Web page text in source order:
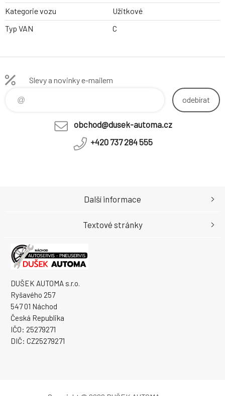
Kategorie vozu
Užitkové
Typ VAN
C
Slevy a novinky e-mailem
odebírat
obchod@dusek-automa.cz
+420 737 284 555
DUŠEK AUTOMA s.r.o.
Ryšavého 257
547 01 Náchod
Česká Republika
IČO: 25279271
DIČ: CZ25279271
Další informace
Textové stránky